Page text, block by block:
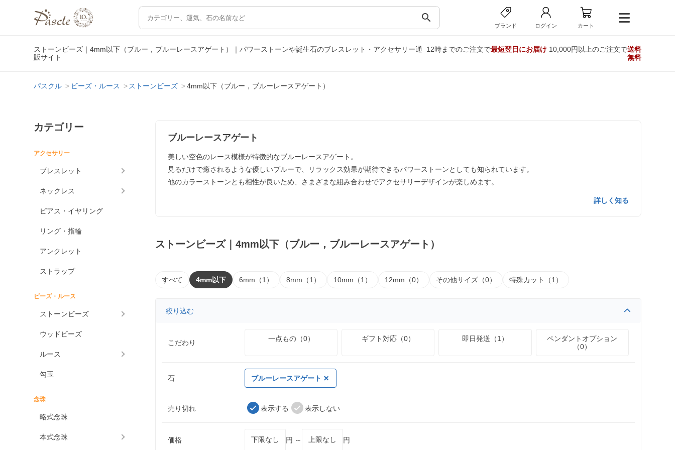
search
ブランド ログイン カート
ストーンビーズ｜4mm以下（ブルー，ブルーレースアゲート）｜パワーストーンや誕生石のブレスレット・アクセサリー通
販サイト
12時までのご注文で最短翌日にお届け10,000円以上のご注文で送料
無料
パスクル ビーズ・ルース ストーンビーズ 4mm以下（ブルー，ブルーレースアゲート）
カテゴリー
アクセサリー
ブレスレット
ネックレス
ピアス・イヤリング
リング・指輪
アンクレット
ストラップ
ビーズ・ルース
ストーンビーズ
ウッドビーズ
ルース
勾玉
念珠
略式念珠
本式念珠
ブルーレースアゲート
美しい空色のレース模様が特徴的なブルーレースアゲート。
見るだけで癒されるような優しいブルーで、リラックス効果が期待できるパワーストーンとしても知られています。
他のカラーストーンとも相性が良いため、さまざまな組み合わせでアクセサリーデザインが楽しめます。
詳しく知る
ストーンビーズ｜4mm以下（ブルー，ブルーレースアゲート）
すべて 4mm以下 6mm（1） 8mm（1） 10mm（1） 12mm（0） その他サイズ（0） 特殊カット（1）
絞り込む
こだわり 一点もの（0） ギフト対応（0） 即日発送（1）
ペンダントオプション
（0）
石 ブルーレースアゲート
売り切れ 表示する 表示しない
価格 円 ～ 円